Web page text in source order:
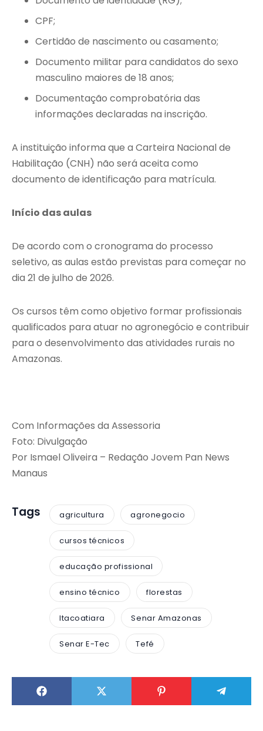
CPF;
Certidão de nascimento ou casamento;
Documento militar para candidatos do sexo
masculino maiores de 18 anos;
Documentação comprobatória das
informações declaradas na inscrição.
A instituição informa que a Carteira Nacional de
Habilitação (CNH) não será aceita como
documento de identificação para matrícula.
Início das aulas
De acordo com o cronograma do processo
seletivo, as aulas estão previstas para começar no
dia 21 de julho de 2026.
Os cursos têm como objetivo formar profissionais
qualificados para atuar no agronegócio e contribuir
para o desenvolvimento das atividades rurais no
Amazonas.
Com Informações da Assessoria
Foto: Divulgação
Por Ismael Oliveira – Redação Jovem Pan News
Manaus
Tags agricultura agronegocio
cursos técnicos
educação profissional
ensino técnico florestas
Itacoatiara Senar Amazonas
Senar E-Tec Tefé